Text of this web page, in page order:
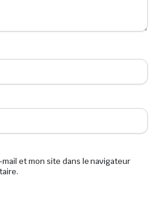
et mon site dans le navigateur